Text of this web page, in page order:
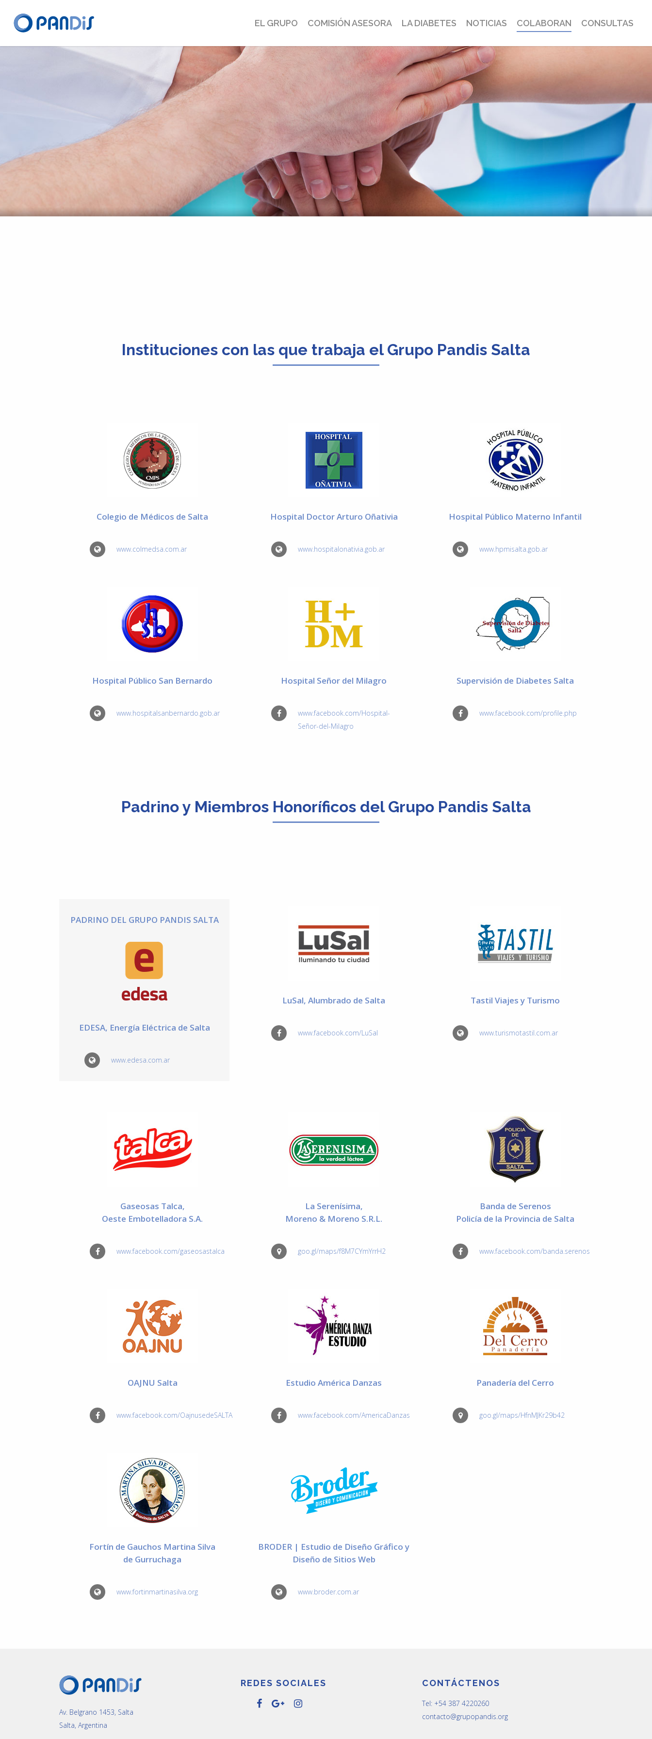
EL GRUPO COMISIÓN ASESORA LA DIABETES NOTICIAS COLABORAN CONSULTAS
Instituciones con las que trabaja el Grupo Pandis Salta
Colegio de Médicos de Salta
www.colmedsa.com.ar
Hospital Doctor Arturo Oñativia
www.hospitalonativia.gob.ar
Hospital Público Materno Infantil
www.hpmisalta.gob.ar
Hospital Público San Bernardo
www.hospitalsanbernardo.gob.ar
Hospital Señor del Milagro
www.facebook.com/Hospital-
Señor-del-Milagro
Supervisión de Diabetes Salta
www.facebook.com/profile.php
Padrino y Miembros Honoríficos del Grupo Pandis Salta
PADRINO DEL GRUPO PANDIS SALTA
EDESA, Energía Eléctrica de Salta
www.edesa.com.ar
LuSal, Alumbrado de Salta
www.facebook.com/LuSal
Tastil Viajes y Turismo
www.turismotastil.com.ar
Gaseosas Talca,
Oeste Embotelladora S.A.
www.facebook.com/gaseosastalca
La Serenísima,
Moreno & Moreno S.R.L.
goo.gl/maps/f8M7CYmYrrH2
Banda de Serenos
Policía de la Provincia de Salta
www.facebook.com/banda.serenos
OAJNU Salta
www.facebook.com/OajnusedeSALTA
Estudio América Danzas
www.facebook.com/AmericaDanzas
Panadería del Cerro
goo.gl/maps/HfnMJKr29b42
Fortín de Gauchos Martina Silva
de Gurruchaga
www.fortinmartinasilva.org
BRODER | Estudio de Diseño Gráfico y
Diseño de Sitios Web
www.broder.com.ar
Av. Belgrano 1453, Salta
Salta, Argentina
REDES SOCIALES CONTÁCTENOS
Tel: +54 387 4220260
contacto@grupopandis.org